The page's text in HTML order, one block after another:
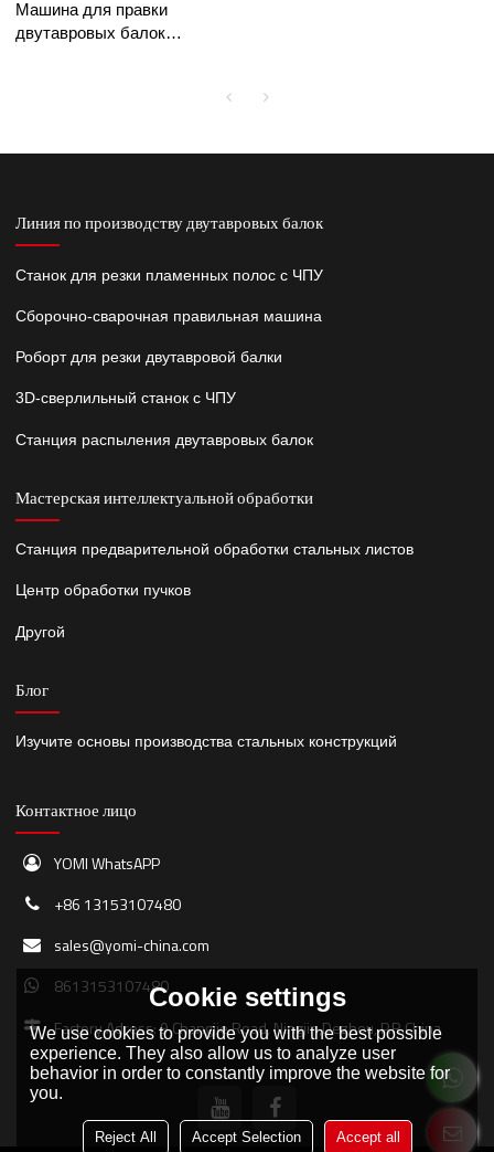
Машина для правки
двутавровых балок
Линия по производству двутавровых балок
Станок для резки пламенных полос с ЧПУ
Сборочно-сварочная правильная машина
Роборт для резки двутавровой балки
3D-сверлильный станок с ЧПУ
Станция распыления двутавровых балок
Мастерская интеллектуальной обработки
Станция предварительной обработки стальных листов
Центр обработки пучков
Другой
Блог
Изучите основы производства стальных конструкций
Контактное лицо
YOMI WhatsAPP
+86 13153107480
sales@yomi-china.com
8613153107480
Factory Adress: 9 Changjie Road, Ningjin,Dezhou, P.R.China
Cookie settings
We use cookies to provide you with the best possible
experience. They also allow us to analyze user
behavior in order to constantly improve the website for
you.
Reject All Accept Selection Accept all